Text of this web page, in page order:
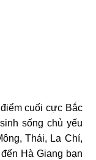
cuối cực Bắc
sống chủ yếu
Thái, La Chí,
Hà Giang bạn